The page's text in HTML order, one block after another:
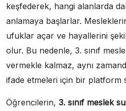
keşfederek, hangi alanlarda
anlamaya başlarlar.
ufuklar açar ve hayallerini
olur. Bu nedenle, 3. sınıf
vermekle kalmaz, aynı
ifade etmeleri için bir platform
Öğrencilerin, 3. sınıf meslek